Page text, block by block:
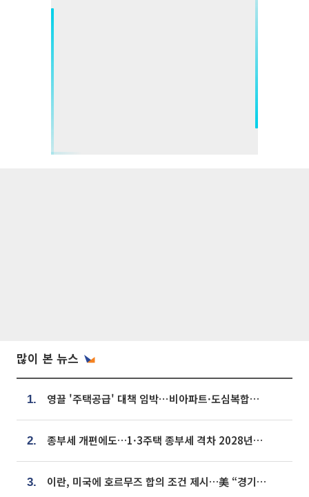
많이 본 뉴스
1. 영끌 '주택공급' 대책 임박⋯비아파트·도심복합까지 총동원
2. 종부세 개편에도…1·3주택 종부세 격차 2028년부터 확대
3. 이란, 미국에 호르무즈 합의 조건 제시…美 “경기 아직 안 끝나” [종합]